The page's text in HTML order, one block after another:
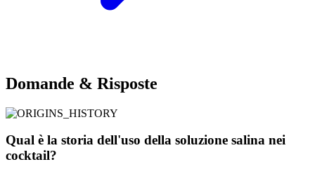
Domande & Risposte
Qual è la storia dell'uso della soluzione salina nei
cocktail?